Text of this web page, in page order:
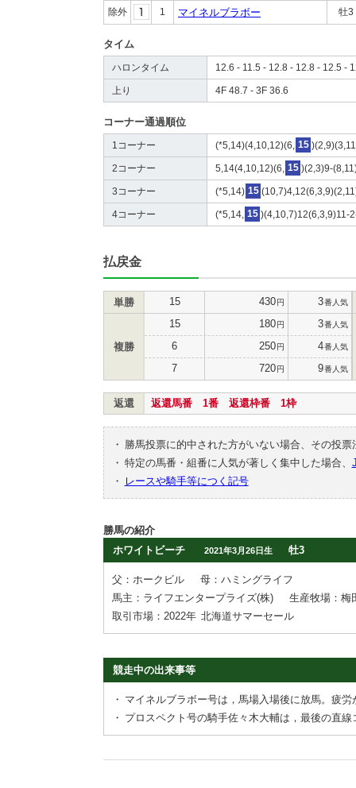
除外 1 マイネルブラボー 牡3
タイム
ハロンタイム 12.6 - 11.5 - 12.8 - 12.8 - 12.5 -
上り 4F 48.7 - 3F 36.6
コーナー通過順位
1コーナー (*5,14)(4,10,12)(6, 15
2コーナー 5,14(4,10,12)(6, 15 )(2,3)9-
3コーナー (*5,14) 15
4コーナー (*5,14, 15 )(4,10,7)12(6,3,9)11-
払戻金
単勝 15 430円 3番人気
複勝
15 180円 3番人気
6 250円 4番人気
7 720円 9番人気
返還 返還馬番 1番 返還枠番 1枠
・
勝馬投票に的中された方がいない場合、その投
・ 特定の馬番・組番に人気が著しく集中した場合、
・
レースや騎手等につく記号
勝馬の紹介
ホワイトビーチ
2021年3月26日生 牡3
父：ホークビル
母：ハミングライフ
馬主：ライフエンタープライズ(株)
生産牧場：梅
取引市場：2022年 北海道サマーセール
競走中の出来事等
・ マイネルブラボー号は，馬場入場後に放馬。疲
・ プロスペクト号の騎手佐々木大輔は，最後の直